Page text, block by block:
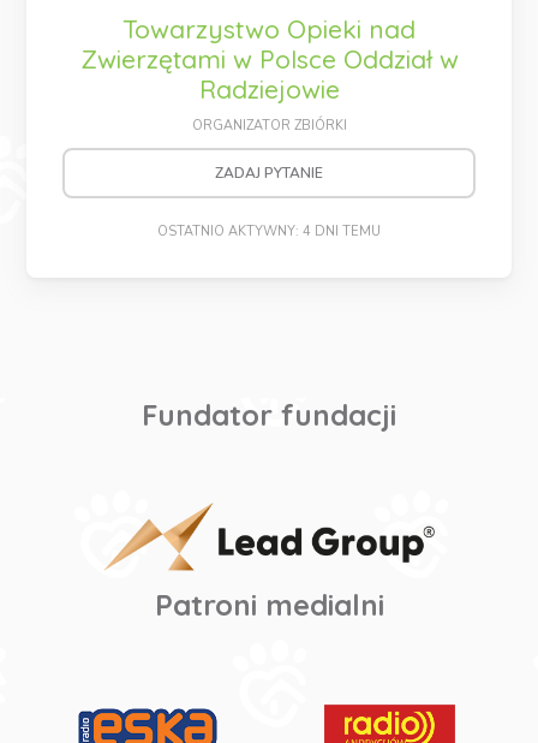
Towarzystwo Opieki nad
Zwierzętami w Polsce Oddział w
Radziejowie
ORGANIZATOR ZBIÓRKI
ZADAJ PYTANIE
OSTATNIO AKTYWNY: 4 DNI TEMU
Fundator fundacji
Patroni medialni